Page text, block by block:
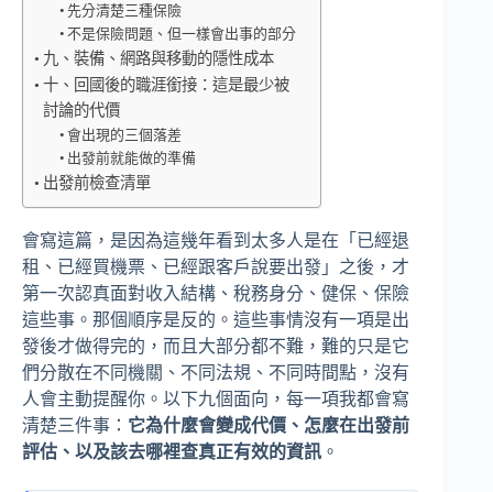
先分清楚三種保險
不是保險問題、但一樣會出事的部分
九、裝備、網路與移動的隱性成本
十、回國後的職涯銜接：這是最少被
討論的代價
會出現的三個落差
出發前就能做的準備
出發前檢查清單
會寫這篇，是因為這幾年看到太多人是在「已經退
租、已經買機票、已經跟客戶說要出發」之後，才
第一次認真面對收入結構、稅務身分、健保、保險
這些事。那個順序是反的。這些事情沒有一項是出
發後才做得完的，而且大部分都不難，難的只是它
們分散在不同機關、不同法規、不同時間點，沒有
人會主動提醒你。以下九個面向，每一項我都會寫
清楚三件事： 它為什麼會變成代價、怎麼在出發前
評估、以及該去哪裡查真正有效的資訊 。